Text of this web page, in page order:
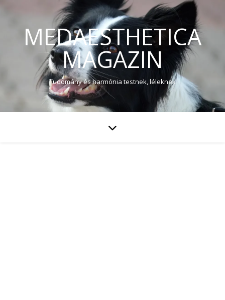
MEDAESTHETICA
MAGAZIN
Tudomány és harmónia testnek, léleknek